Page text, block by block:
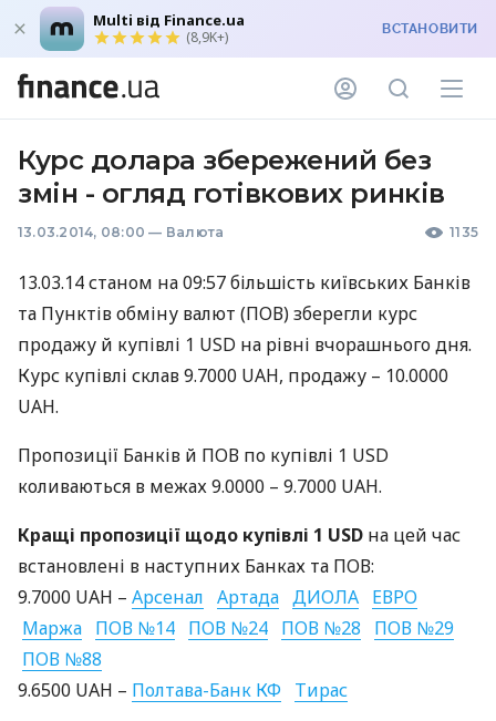
Multi від Finance.ua
(8,9K+) ВСТАНОВИТИ
Курс долара збережений без
змін - огляд готівкових ринків
13.03.2014, 08:00 — Валюта 1135
13.03.14 станом на 09:57 більшість київських Банків
та Пунктів обміну валют (ПОВ) зберегли курс
продажу й купівлі 1 USD на рівні вчорашнього дня.
Курс купівлі склав 9.7000 UAH, продажу – 10.0000
UAH.
Пропозиції Банків й ПОВ по купівлі 1 USD
коливаються в межах 9.0000 – 9.7000 UAH.
Кращі пропозиції щодо купівлі 1 USD на цей час
встановлені в наступних Банках та ПОВ:
9.7000 UAH – Арсенал Артада ДИОЛА ЕВРО
Маржа ПОВ №14 ПОВ №24 ПОВ №28 ПОВ №29
ПОВ №88
9.6500 UAH – Полтава-Банк КФ Тирас